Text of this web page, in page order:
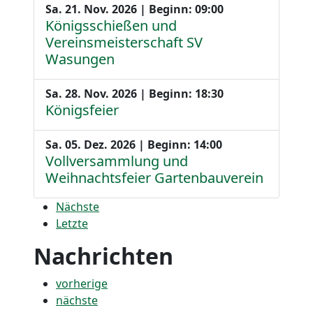
Sa. 21. Nov. 2026 | Beginn: 09:00
Königsschießen und
Vereinsmeisterschaft SV
Wasungen
Sa. 28. Nov. 2026 | Beginn: 18:30
Königsfeier
Sa. 05. Dez. 2026 | Beginn: 14:00
Vollversammlung und
Weihnachtsfeier Gartenbauverein
Nächste
Letzte
Nachrichten
vorherige
nächste